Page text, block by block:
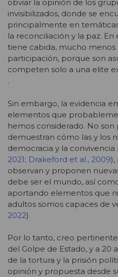
obviar la opinión de los
invisibilizados, donde se
principalmente en
la reconciliación y la paz.
tiene cabida, mucho menos
participación, porque son
competen solo a una elite
.
Sin embargo, la evidencia
elementos que
hemos considerado. No son
demuestran cómo las y los
democracia y la convivencia
2021; Drakeford et al., 2009),
observan y proponen
debe ser el mundo, así
aportando elementos que
adultos somos capaces de
2022).
Por lo tanto, creo
del Golpe de Estado, y a 20
de la tortura y la prisión
opinión y propuesta desde